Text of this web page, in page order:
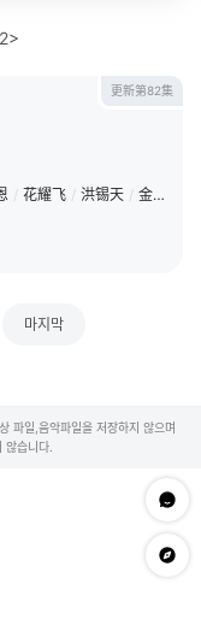
更新第82集
/ 花耀飞 / 洪锡天 / 金风
마지막
파일,음악파일을 저장하지 않으며
않습니다.
문의하
app